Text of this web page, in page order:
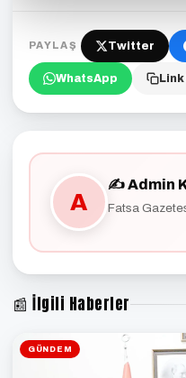
PAYLAŞ Twitter
WhatsApp
A
✍️ Admin
Fatsa
📰 İlgili Haberler
GÜNDEM